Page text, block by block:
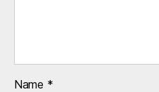
Name *